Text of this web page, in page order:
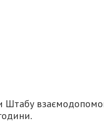
Штабу